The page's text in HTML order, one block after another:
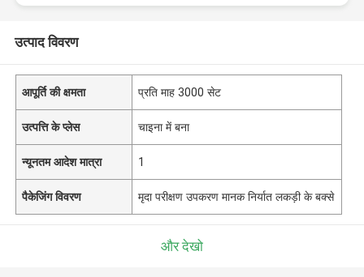
उत्पाद विवरण
आपूर्ति की क्षमता प्रति माह 3000 सेट
उत्पत्ति के प्लेस चाइना में बना
न्यूनतम आदेश मात्रा 1
पैकेजिंग विवरण मृदा परीक्षण उपकरण मानक निर्यात लकड़ी के बक्से
और देखो